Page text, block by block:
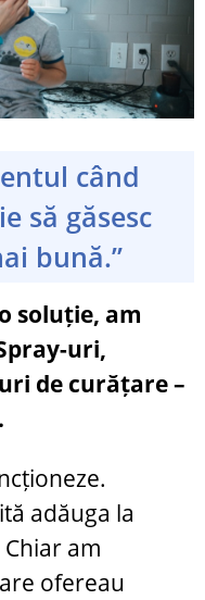
când
să găsesc
bună.”
soluție, am
uri,
de curățare –
adăuga la
am
ofereau